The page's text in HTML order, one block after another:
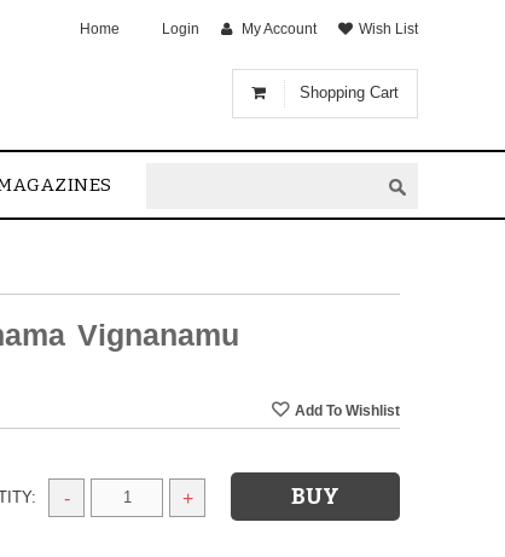
Shopping Cart
Home Login My Account Wish List
Vignanamu
- +